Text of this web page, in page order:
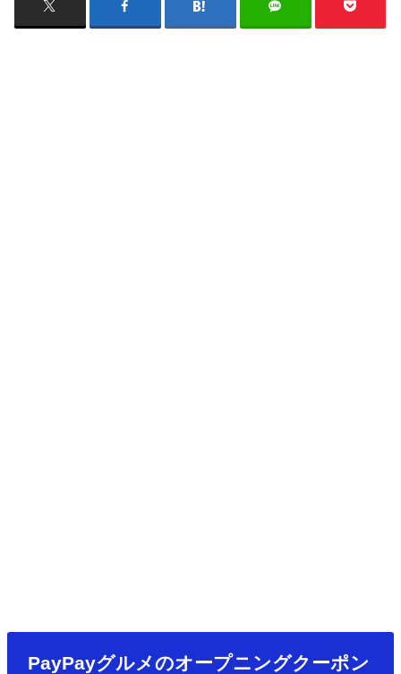
PayPayグルメのオープニングクーポン